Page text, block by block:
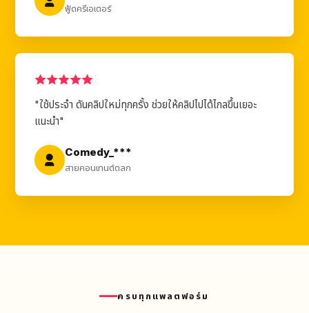
ฟู้ดครีเอเตอร์
"ใช้ประจำ ดันคลิปใหม่ทุกครั้ง ช่วยให้คลิปไปได้ไกลขึ้นเยอะ
แนะนำ"
Comedy_***
สายคอนเทนต์ตลก
ครบทุกแพลตฟอร์ม